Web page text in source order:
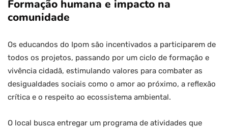
Formação humana e impacto na
comunidade
Os educandos do Ipom são incentivados a participarem de
todos os projetos, passando por um ciclo de formação e
vivência cidadã, estimulando valores para combater as
desigualdades sociais como o amor ao próximo, a reflexão
crítica e o respeito ao ecossistema ambiental.
O local busca entregar um programa de atividades que